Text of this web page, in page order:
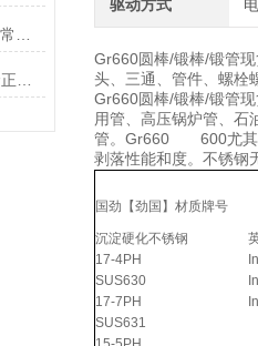
驱动方式
Gr660圆棒/锻棒/锻管
头、三通、管件、螺栓
Gr660圆棒/锻棒/锻管
用管、高压锅炉管、石
管。Gr660 600尤其突
剥落性能和度。不锈钢
国劲【劲国】材质牌号
沉淀硬化不锈钢
17-4PH
SUS630
17-7PH
SUS631